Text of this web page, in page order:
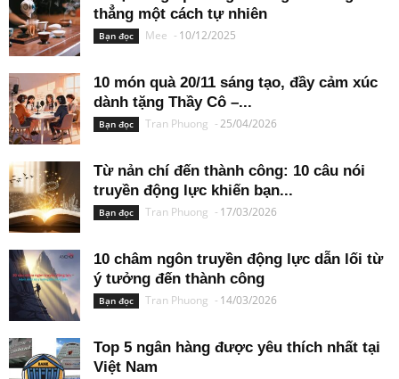
thẳng một cách tự nhiên
Bạn đọc Mee - 10/12/2025
10 món quà 20/11 sáng tạo, đầy cảm xúc
dành tặng Thầy Cô –...
Bạn đọc Tran Phuong -25/04/2026
Từ nản chí đến thành công: 10 câu nói
truyền động lực khiến bạn...
Bạn đọc Tran Phuong - 17/03/2026
10 châm ngôn truyền động lực dẫn lối từ
ý tưởng đến thành công
Bạn đọc Tran Phuong - 14/03/2026
Top 5 ngân hàng được yêu thích nhất tại
Việt Nam